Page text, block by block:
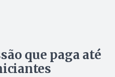
que paga até